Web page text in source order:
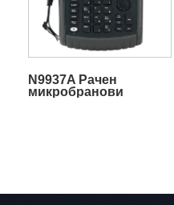
N9937A Рачен
микробранови